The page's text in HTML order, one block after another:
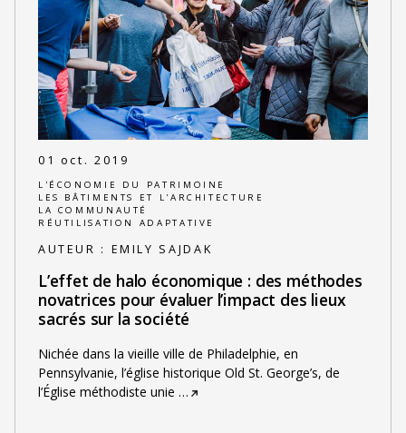
01 oct. 2019
L'ÉCONOMIE DU PATRIMOINE
LES BÂTIMENTS ET L'ARCHITECTURE
LA COMMUNAUTÉ
RÉUTILISATION ADAPTATIVE
AUTEUR : EMILY SAJDAK
L’effet de halo économique : des méthodes
novatrices pour évaluer l’impact des lieux
sacrés sur la société
Nichée dans la vieille ville de Philadelphie, en
Pennsylvanie, l’église historique Old St. George’s, de
l’Église méthodiste unie …